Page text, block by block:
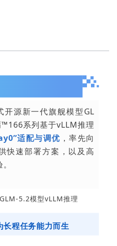
开源新一代旗舰模型GL
系列基于vLLM推理
适配与调优 ，率先向
快速部署方案，以及高
5.2模型vLLM推理
长程任务能力而生